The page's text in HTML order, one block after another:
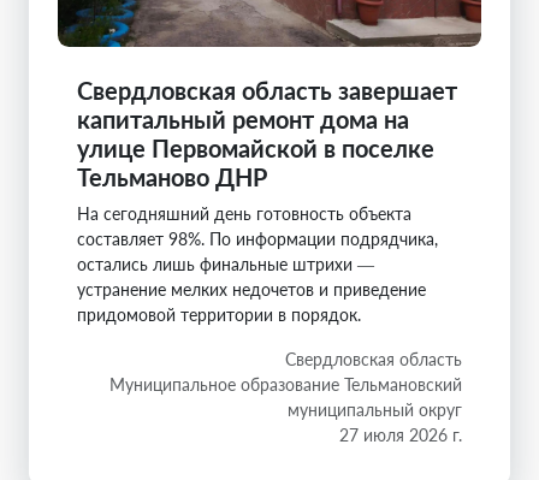
Свердловская область завершает
капитальный ремонт дома на
улице Первомайской в поселке
Тельманово ДНР
На сегодняшний день готовность объекта
составляет 98%. По информации подрядчика,
остались лишь финальные штрихи —
устранение мелких недочетов и приведение
придомовой территории в порядок.
Свердловская область
Муниципальное образование Тельмановский
муниципальный округ
27 июля 2026 г.